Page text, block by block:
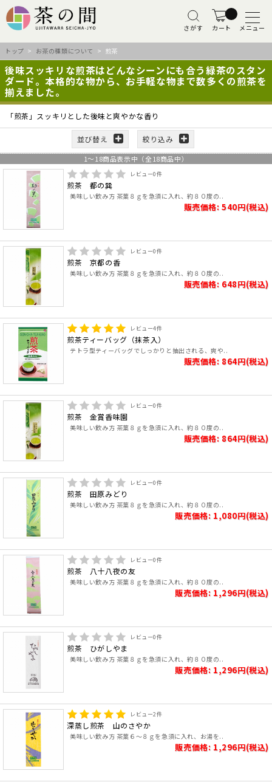
さがす カート メニュー
トップ > お茶の種類について > 煎茶
後味スッキリな煎茶はどんなシーンにも合う緑茶のスタン
ダード。本格的な物から、お手軽な物まで数多くの煎茶を
揃えました。
「煎茶」スッキリとした後味と爽やかな香り
並び替え 絞り込み
1～ 18商品表示中（全 18商品中）
レビュー0件
煎茶 都の巽
美味しい飲み方 茶葉８ｇを急須に入れ、約８０度の..
販売価格: 540円(税込)
レビュー0件
煎茶 京都の香
美味しい飲み方 茶葉８ｇを急須に入れ、約８０度の..
販売価格: 648円(税込)
レビュー4件
煎茶ティーバッグ（抹茶入）
テトラ型ティーバッグでしっかりと抽出される、爽や..
販売価格: 864円(税込)
レビュー0件
煎茶 金賞香味園
美味しい飲み方 茶葉８ｇを急須に入れ、約８０度の..
販売価格: 864円(税込)
レビュー0件
煎茶 田原みどり
美味しい飲み方 茶葉８ｇを急須に入れ、約８０度の..
販売価格: 1,080円(税込)
レビュー0件
煎茶 八十八夜の友
美味しい飲み方 茶葉８ｇを急須に入れ、約８０度の..
販売価格: 1,296円(税込)
レビュー0件
煎茶 ひがしやま
美味しい飲み方 茶葉８ｇを急須に入れ、約８０度の..
販売価格: 1,296円(税込)
レビュー2件
深蒸し煎茶 山のさやか
美味しい飲み方 茶葉６～８ｇを急須に入れ、お湯を..
販売価格: 1,296円(税込)